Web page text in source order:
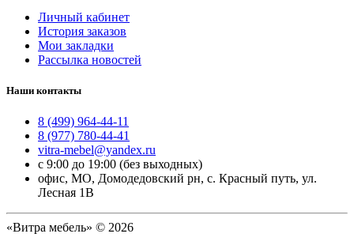
Личный кабинет
История заказов
Мои закладки
Рассылка новостей
Наши контакты
8 (499) 964-44-11
8 (977) 780-44-41
vitra-mebel@yandex.ru
с 9:00 до 19:00 (без выходных)
офис, МО, Домодедовский рн, с. Красный путь, ул.
Лесная 1В
«Витра мебель» © 2026